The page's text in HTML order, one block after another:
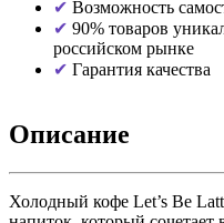
Возможность
90% товаров
российском рынке
Гарантия качества
Описание
Холодный кофе Let’s Be